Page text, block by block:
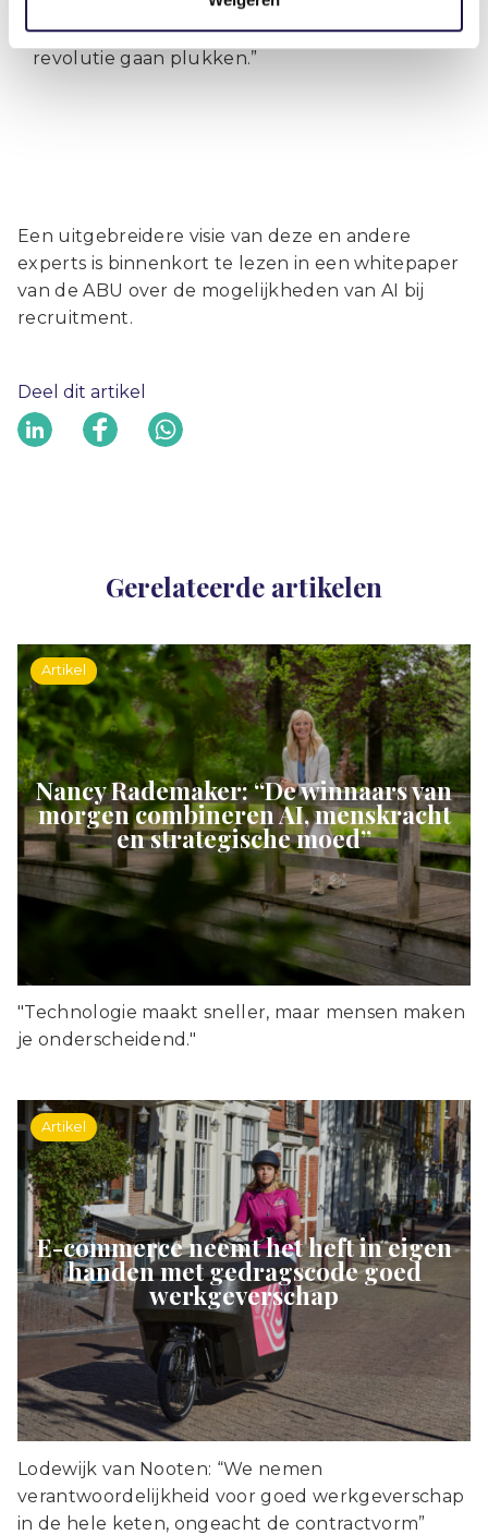
de zoete vruchten van deze technologische
revolutie gaan plukken.”
Een uitgebreidere visie van deze en andere
experts is binnenkort te lezen in een whitepaper
van de ABU over de mogelijkheden van AI bij
recruitment.
Deel dit artikel
Gerelateerde artikelen
Artikel
Nancy Rademaker: “De winnaars van
morgen combineren AI, menskracht
en strategische moed”
"Technologie maakt sneller, maar mensen maken
je onderscheidend."
Artikel
E-commerce neemt het heft in eigen
handen met gedragscode goed
werkgeverschap
Lodewijk van Nooten: “We nemen
verantwoordelijkheid voor goed werkgeverschap
in de hele keten, ongeacht de contractvorm”